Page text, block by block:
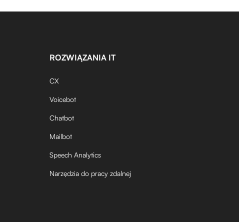
ROZWIĄZANIA IT
CX
Voicebot
Chatbot
Mailbot
Speech Analytics
Narzędzia do pracy zdalnej